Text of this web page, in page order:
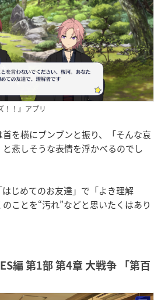
！！』アプリ
を横にブンブンと振り、「そんな哀
悲しそうな表情を浮かべるのでし
じめてのお友達」で「よき理解
ことを“汚れ”などと思いたくはあり
編 第1部 第4章 大戦争 「第百